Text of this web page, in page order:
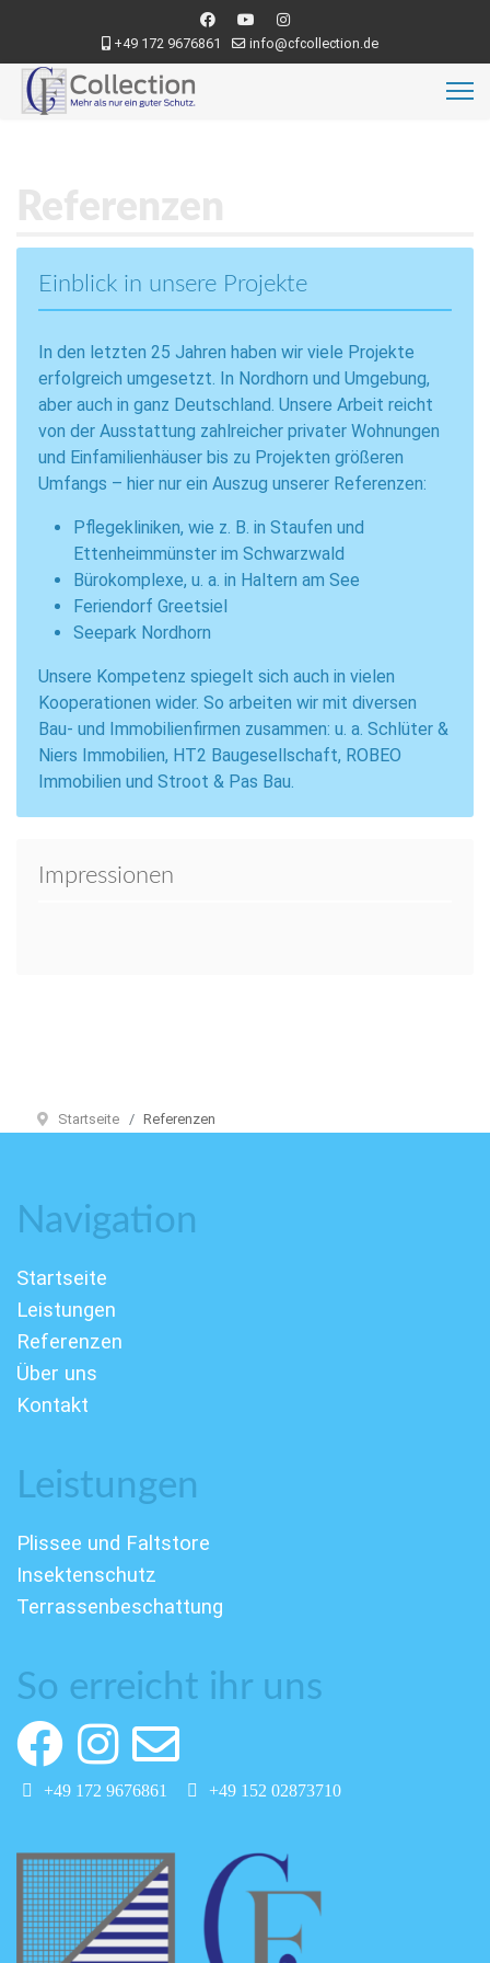
+49 172 9676861 info@cfcollection.de
Referenzen
Einblick in unsere Projekte
In den letzten 25 Jahren haben wir viele Projekte
erfolgreich umgesetzt. In Nordhorn und Umgebung,
aber auch in ganz Deutschland. Unsere Arbeit reicht
von der Ausstattung zahlreicher privater Wohnungen
und Einfamilienhäuser bis zu Projekten größeren
Umfangs – hier nur ein Auszug unserer Referenzen:
Pflegekliniken, wie z. B. in Staufen und
Ettenheimmünster im Schwarzwald
Bürokomplexe, u. a. in Haltern am See
Feriendorf Greetsiel
Seepark Nordhorn
Unsere Kompetenz spiegelt sich auch in vielen
Kooperationen wider. So arbeiten wir mit diversen
Bau- und Immobilienfirmen zusammen: u. a. Schlüter &
Niers Immobilien, HT2 Baugesellschaft, ROBEO
Immobilien und Stroot & Pas Bau.
Impressionen
Startseite Referenzen
Navigation
Startseite
Leistungen
Referenzen
Über uns
Kontakt
Leistungen
Plissee und Faltstore
Insektenschutz
Terrassenbeschattung
So erreicht ihr uns
+49 172 9676861 +49 152 02873710